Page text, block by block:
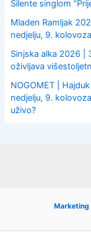
Silente singlom
Mladen Ramljak
nedjelju, 9.
Sinjska alka 2026 |
oživljava
NOGOMET |
nedjelju, 9.
uživo?
Marketing